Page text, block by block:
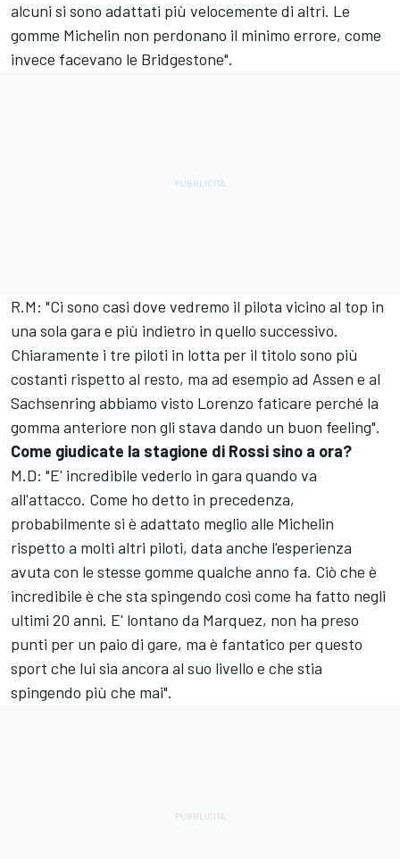
alcuni si sono adattati più velocemente di altri. Le
gomme Michelin non perdonano il minimo errore, come
invece facevano le Bridgestone".
R.M: "Ci sono casi dove vedremo il pilota vicino al top in
una sola gara e più indietro in quello successivo.
Chiaramente i tre piloti in lotta per il titolo sono più
costanti rispetto al resto, ma ad esempio ad Assen e al
Sachsenring abbiamo visto Lorenzo faticare perché la
gomma anteriore non gli stava dando un buon feeling".
Come giudicate la stagione di Rossi sino a ora?
M.D: "E' incredibile vederlo in gara quando va
all'attacco. Come ho detto in precedenza,
probabilmente si è adattato meglio alle Michelin
rispetto a molti altri piloti, data anche l'esperienza
avuta con le stesse gomme qualche anno fa. Ciò che è
incredibile è che sta spingendo così come ha fatto negli
ultimi 20 anni. E' lontano da Marquez, non ha preso
punti per un paio di gare, ma è fantatico per questo
sport che lui sia ancora al suo livello e che stia
spingendo più che mai".